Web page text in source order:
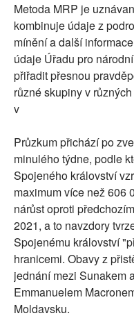
Metoda MRP je
kombinuje údaje z
mínění a další
údaje Úřadu pro
přiřadit přesnou
různé skupiny v
v
Průzkum přichází po
minulého týdne, podle
Spojeného království
maximum více než 606
nárůst oproti
2021, a to navzdory
Spojenému království
hranicemi. Obavy z
jednání mezi Sunakem
Emmanuelem
Moldavsku.